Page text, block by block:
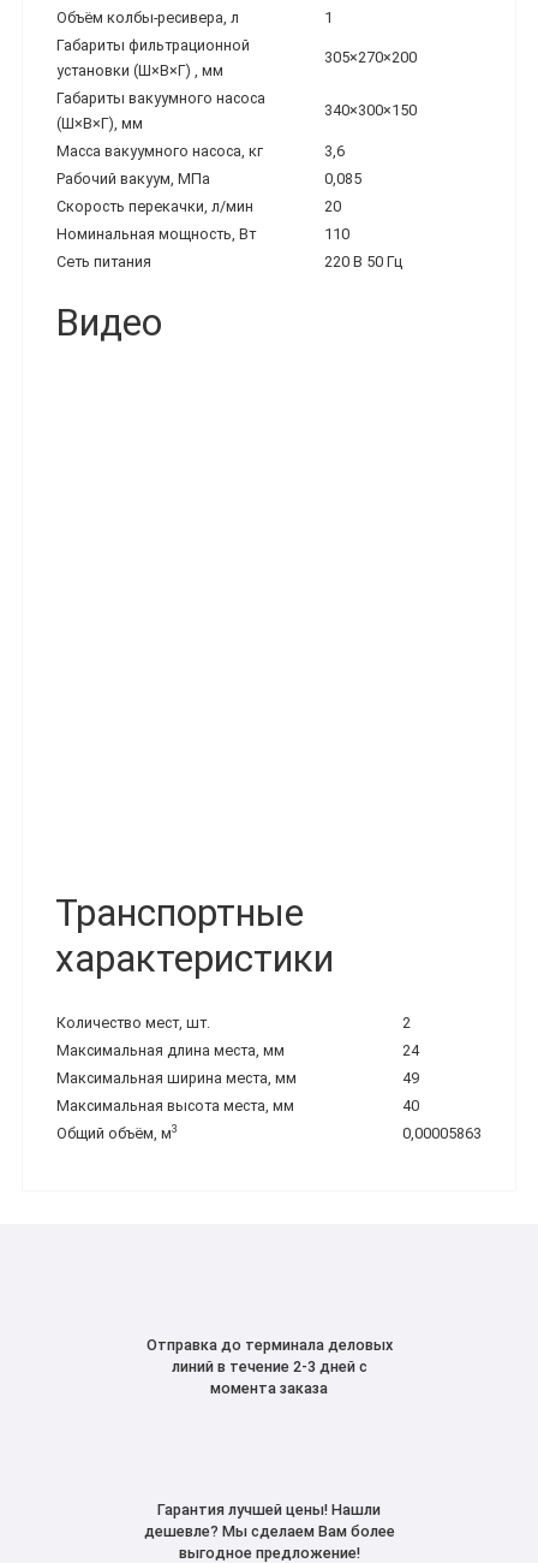
Объём колбы-ресивера, л
1
Габариты фильтрационной
установки (Ш×В×Г) , мм
305×270×200
Габариты вакуумного насоса
(Ш×В×Г), мм
340×300×150
Масса вакуумного насоса, кг
3,6
Рабочий вакуум, МПа
0,085
Скорость перекачки, л/мин
20
Номинальная мощность, Вт
110
Сеть питания
220 В 50 Гц
Видео
Транспортные
характеристики
Количество мест, шт.
2
Максимальная длина места, мм
24
Максимальная ширина места, мм
49
Максимальная высота места, мм
40
Общий объём, м3 0,00005863
Отправка до терминала деловых
линий в течение 2-3 дней с
момента заказа
Гарантия лучшей цены! Нашли
дешевле? Мы сделаем Вам более
выгодное предложение!